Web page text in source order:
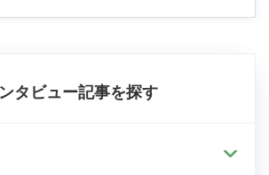
タビュー記事を探す